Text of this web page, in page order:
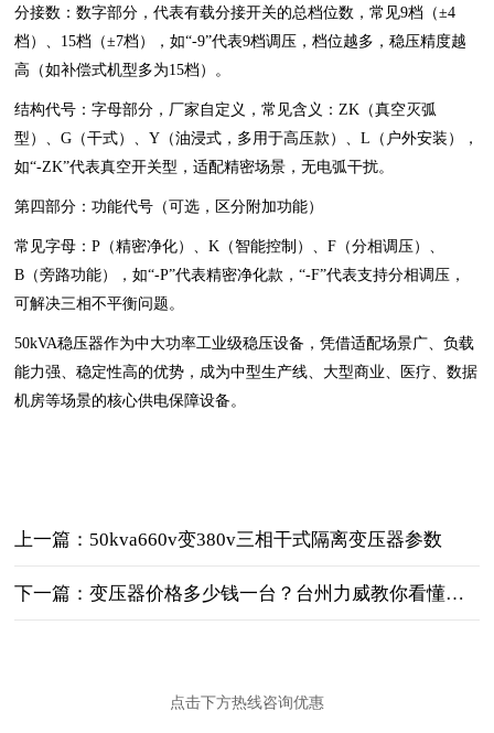
分接数：数字部分，代表有载分接开关的总档位数，常见9档（±4
档）、15档（±7档），如“-9”代表9档调压，档位越多，稳压精度越
高（如补偿式机型多为15档）。
结构代号：字母部分，厂家自定义，常见含义：ZK（真空灭弧
型）、G（干式）、Y（油浸式，多用于高压款）、L（户外安装），
如“-ZK”代表真空开关型，适配精密场景，无电弧干扰。
第四部分：功能代号（可选，区分附加功能）
常见字母：P（精密净化）、K（智能控制）、F（分相调压）、
B（旁路功能），如“-P”代表精密净化款，“-F”代表支持分相调压，
可解决三相不平衡问题。
50kVA稳压器作为中大功率工业级稳压设备，凭借适配场景广、负载
能力强、稳定性高的优势，成为中型生产线、大型商业、医疗、数据
机房等场景的核心供电保障设备。
上一篇：50kva660v变380v三相干式隔离变压器参数
下一篇：变压器价格多少钱一台？台州力威教你看懂定价逻辑，规避采购误区
点击下方热线咨询优惠